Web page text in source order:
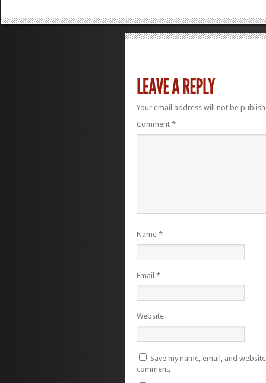
Your email address will not be
Comment *
Name *
Email *
Website
Save my name, email, and
comment.